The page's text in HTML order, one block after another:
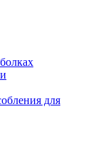
для